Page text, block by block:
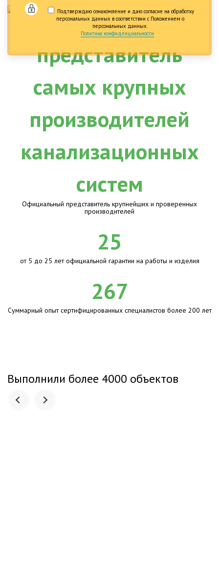
Подтверждаю ознакомление и даю согласие на обработку
персональных данных в соответствии с Положением о
персональных данных.
Политика конфиденциальности
Официальный представитель крупнейших и проверенных
производителей
25
от 5 до 25 лет официальной гарантии на работы и изделия
267
Суммарный опыт сертифицированных специалистов более 200 лет
Выполнили более 4000 объектов